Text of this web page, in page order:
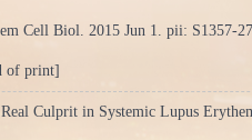
Cell Biol. 2015 Jun 1. pii: S1357-
of print]
Culprit in Systemic Lupus